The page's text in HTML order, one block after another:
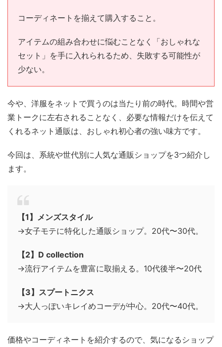
コーディネートを揃えて購入すること。
アイテムの組み合わせに悩むことなく「おしゃれな
セット」を手に入れられるため、失敗する可能性が
少ない。
今や、洋服をネットで買うのは当たり前の時代。時間や営
業トークに左右されることなく、必要な情報だけを伝えて
くれるネット通販は、おしゃれ初心者の強い味方です。
今回は、系統や世代別に人気な通販ショップを3つ紹介し
ます。
【1】メンズスタイル
→女子モテに特化した通販ショップ。20代〜30代。
【2】D collection
→流行アイテムを豊富に取揃える。10代後半〜20代
【3】スプートニクス
→大人っぽいキレイめコーデが中心。20代〜40代。
価格やコーディネートを紹介するので、気になるショップ